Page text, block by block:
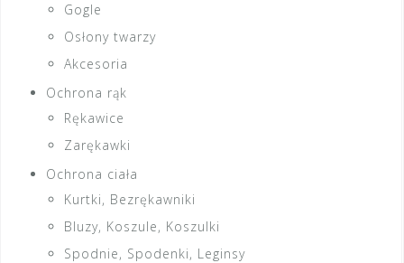
Gogle
Osłony twarzy
Akcesoria
Ochrona rąk
Rękawice
Zarękawki
Ochrona ciała
Kurtki, Bezrękawniki
Bluzy, Koszule, Koszulki
Spodnie, Spodenki, Leginsy